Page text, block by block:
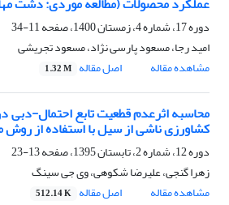
دوره 17، شماره 4، زمستان 1400، صفحه
11-34
امید رجا، مسعود پارسی نژاد، مسعود تجریشی
مشاهده مقاله
اصل مقاله 1.32 M
محاسبه اثرعدم قطعیت تابع احتمال-
کشاورزی ناشی از سیل با استفاده از روش
دوره 12، شماره 2، تابستان 1395، صفحه
13-23
زهرا گنجی، علیرضا شکوهی، وی جی سینگ
مشاهده مقاله
اصل مقاله 512.14 K